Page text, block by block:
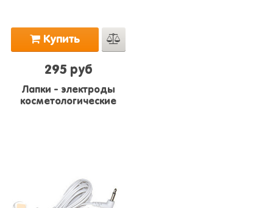
Купить
295 руб
Лапки - электроды
косметологические